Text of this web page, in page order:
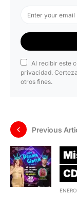
Al recibir este
privacidad.
otros fines.
Previous